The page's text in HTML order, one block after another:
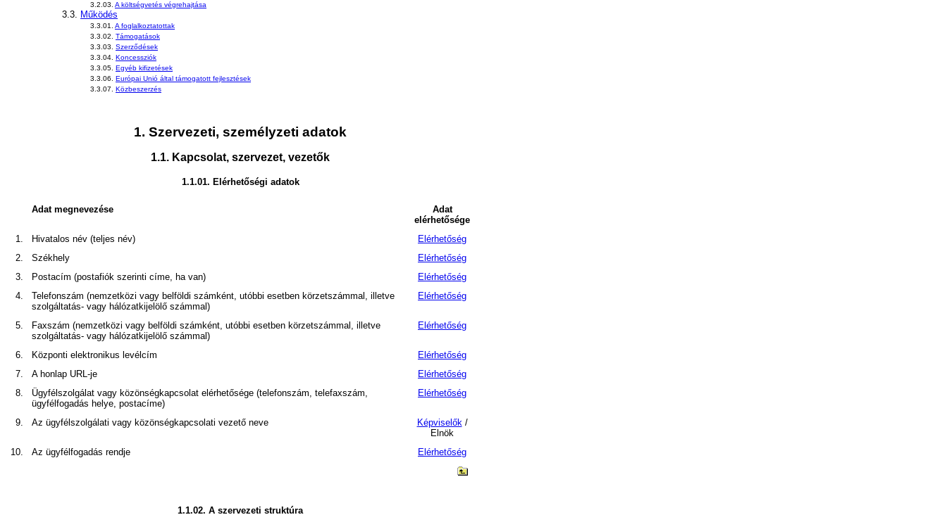
3.2.03. A költségvetés végrehajtása
3.3. Működés
3.3.01. A foglalkoztatottak
3.3.02. Támogatások
3.3.03. Szerződések
3.3.04. Koncessziók
3.3.05. Egyéb kifizetések
3.3.06. Európai Unió által támogatott fejlesztések
3.3.07. Közbeszerzés
1. Szervezeti, személyzeti adatok
1.1. Kapcsolat, szervezet, vezetők
1.1.01. Elérhetőségi adatok
Adat megnevezése
Adat
elérhetősége
1.
Hivatalos név (teljes név)
Elérhetőség
2.
Székhely
Elérhetőség
3.
Postacím (postafiók szerinti címe, ha van)
Elérhetőség
4.
Telefonszám (nemzetközi vagy belföldi számként, utóbbi esetben körzetszámmal, illetve
szolgáltatás- vagy hálózatkijelölő számmal)
Elérhetőség
5.
Faxszám (nemzetközi vagy belföldi számként, utóbbi esetben körzetszámmal, illetve
szolgáltatás- vagy hálózatkijelölő számmal)
Elérhetőség
6. Központi elektronikus levélcím
Elérhetőség
7.
A honlap URL-je
Elérhetőség
8.
Ügyfélszolgálat vagy közönségkapcsolat elérhetősége (telefonszám, telefaxszám,
ügyfélfogadás helye, postacíme)
Elérhetőség
9. Az ügyfélszolgálati vagy közönségkapcsolati vezető neve Képviselők/
Elnök
10.
Az ügyfélfogadás rendje Elérhetőség
1.1.02. A szervezeti struktúra